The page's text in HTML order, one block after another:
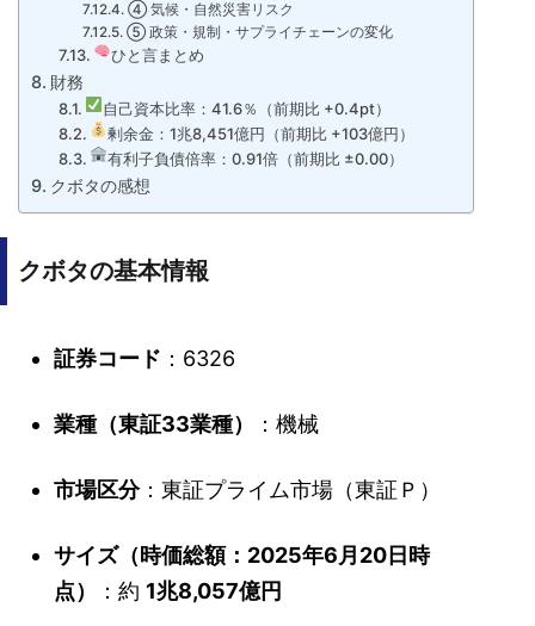
④ 気候・自然災害リスク
⑤ 政策・規制・サプライチェーンの変化
ひと言まとめ
財務
自己資本比率：41.6％（前期比 +0.4pt）
剰余金：1兆8,451億円（前期比 +103億円）
有利子負債倍率：0.91倍（前期比 ±0.00）
クボタの感想
クボタの基本情報
証券コード ：6326
業種（東証33業種） ：機械
市場区分：東証プライム市場（東証Ｐ）
サイズ（時価総額：2025年6月20日時
点）
：約 1兆8,057億円